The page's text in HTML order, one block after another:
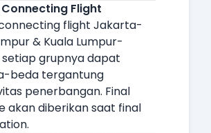
Flight
flight Jakarta-
& Kuala Lumpur-
grupnya dapat
beda tergantung
penerbangan. Final
akan diberikan saat final